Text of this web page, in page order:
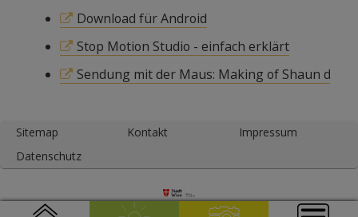
Download für Android
Stop Motion Studio - einfach erklärt
Sendung mit der Maus: Making of Shaun das
Sitemap Kontakt
Impressum
Datenschutz